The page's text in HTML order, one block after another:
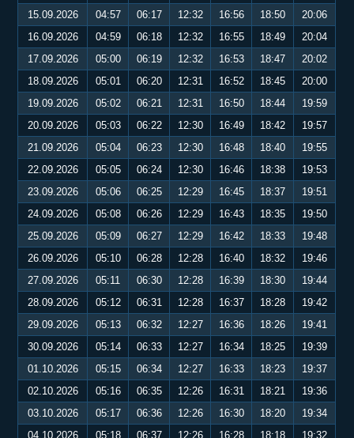
15.09.2026
04:57 06:17 12:32 16:56 18:50
20:06
16.09.2026
04:59 06:18 12:32 16:55 18:49
20:04
17.09.2026
05:00 06:19 12:32 16:53 18:47
20:02
18.09.2026
05:01 06:20 12:31 16:52 18:45
20:00
19.09.2026
05:02 06:21 12:31 16:50 18:44
19:59
20.09.2026
05:03 06:22 12:30 16:49 18:42
19:57
21.09.2026
05:04 06:23 12:30 16:48 18:40
19:55
22.09.2026
05:05 06:24 12:30 16:46 18:38
19:53
23.09.2026
05:06 06:25 12:29 16:45 18:37
19:51
24.09.2026
05:08 06:26 12:29 16:43 18:35
19:50
25.09.2026
05:09 06:27 12:29 16:42 18:33
19:48
26.09.2026
05:10 06:28 12:28 16:40 18:32
19:46
27.09.2026
05:11 06:30 12:28 16:39 18:30
19:44
28.09.2026
05:12 06:31 12:28 16:37 18:28
19:42
29.09.2026
05:13 06:32 12:27 16:36 18:26
19:41
30.09.2026
05:14 06:33 12:27 16:34 18:25
19:39
01.10.2026
05:15 06:34 12:27 16:33 18:23
19:37
02.10.2026
05:16 06:35 12:26 16:31 18:21
19:36
03.10.2026
05:17 06:36 12:26 16:30 18:20
19:34
04.10.2026
05:18 06:37 12:26 16:28 18:18
19:32